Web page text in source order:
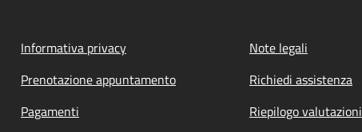
Informativa privacy
Note legali
Prenotazione appuntamento
Richiedi assistenza
Pagamenti Riepilogo valutazioni